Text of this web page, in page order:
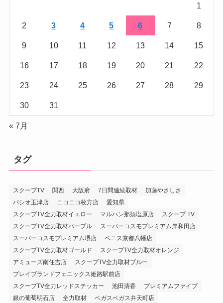
1
2 3 4 5 6 7 8
9 10 11 12 13 14 15
16 17 18 19 20 21 22
23 24 25 26 27 28 29
30 31
« 7月
タグ
スクープTV 関西 大阪府 7日間連続取材
加藤やさしさ
パシオ玉津店
ニコニコ枚方店
愛知県
スクープTV全力取材イエロー
マルハン那須塩原店
スクープ TV
スクープTV全力取材パープル
スーパーコスモプレミアム岸和田店
スーパーコスモプレミアム堺店
ベニス京都八幡店
スクープTV全力取材ゴールド
スクープTV全力取材オレンジ
アミューズ南住吉店
スクープTV全力取材ブルー
プレイブランドフェニックス姫路駅前店
スクープTV全力レッドステッカー
池田清香
プレミアムファイブ
銀の葡萄明石店
全力取材 ベガスベガス弁天町店